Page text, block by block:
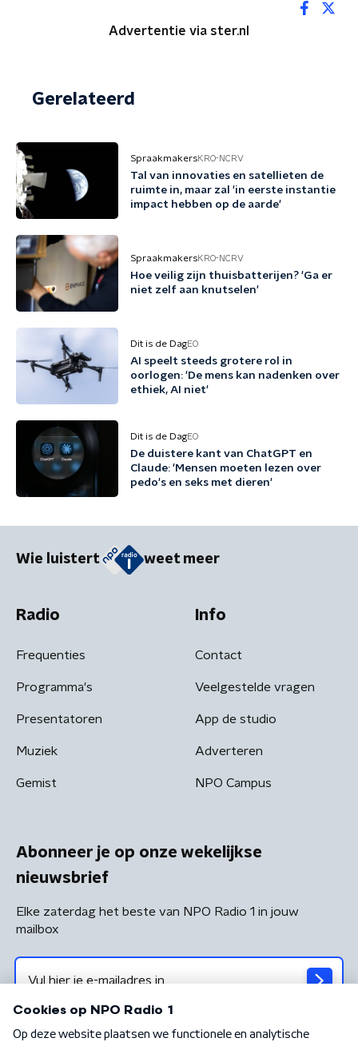
Advertentie via ster.nl
Gerelateerd
SpraakmakersKRO-NCRV
Tal van innovaties en satellieten de
ruimte in, maar zal 'in eerste instantie
impact hebben op de aarde'
SpraakmakersKRO-NCRV
Hoe veilig zijn thuisbatterijen? 'Ga er
niet zelf aan knutselen'
Dit is de DagEO
AI speelt steeds grotere rol in
oorlogen: 'De mens kan nadenken over
ethiek, AI niet'
Dit is de DagEO
De duistere kant van ChatGPT en
Claude: 'Mensen moeten lezen over
pedo's en seks met dieren'
Wie luistert weet meer
Radio
Frequenties
Programma's
Presentatoren
Muziek
Gemist
Info
Contact
Veelgestelde vragen
App de studio
Adverteren
NPO Campus
Abonneer je op onze wekelijkse
nieuwsbrief
Elke zaterdag het beste van NPO Radio 1 in jouw
mailbox